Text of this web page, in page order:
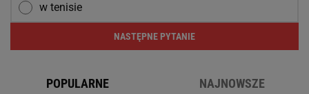
w tenisie
NASTĘPNE PYTANIE
POPULARNE NAJNOWSZE